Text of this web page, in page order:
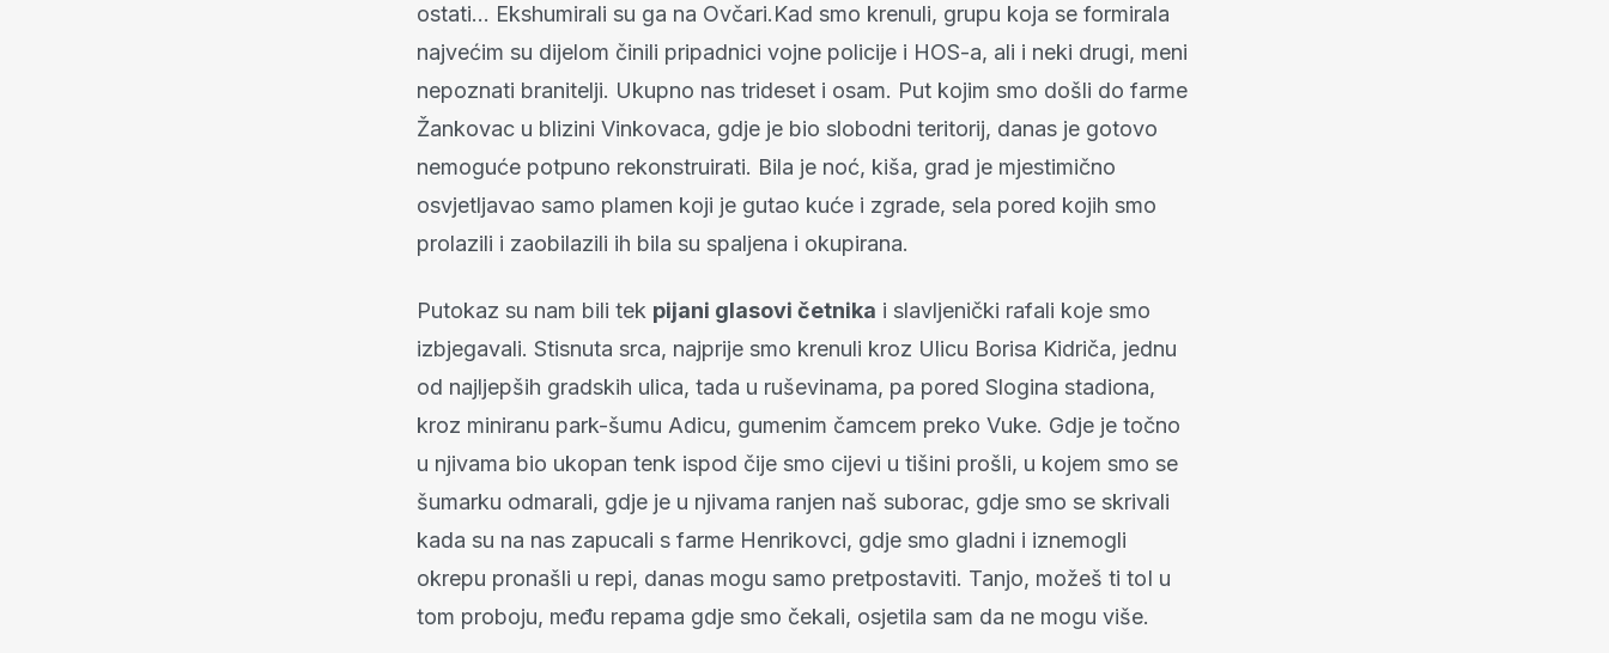
ostati… Ekshumirali su ga na Ovčari.Kad smo krenuli, grupu koja se formirala
najvećim su dijelom činili pripadnici vojne policije i HOS-a, ali i neki drugi, meni
nepoznati branitelji. Ukupno nas trideset i osam. Put kojim smo došli do farme
Žankovac u blizini Vinkovaca, gdje je bio slobodni teritorij, danas je gotovo
nemoguće potpuno rekonstruirati. Bila je noć, kiša, grad je mjestimično
osvjetljavao samo plamen koji je gutao kuće i zgrade, sela pored kojih smo
prolazili i zaobilazili ih bila su spaljena i okupirana.
Putokaz su nam bili tek pijani glasovi četnika i slavljenički rafali koje smo
izbjegavali. Stisnuta srca, najprije smo krenuli kroz Ulicu Borisa Kidriča, jednu
od najljepših gradskih ulica, tada u ruševinama, pa pored Slogina stadiona,
kroz miniranu park-šumu Adicu, gumenim čamcem preko Vuke. Gdje je točno
u njivama bio ukopan tenk ispod čije smo cijevi u tišini prošli, u kojem smo se
šumarku odmarali, gdje je u njivama ranjen naš suborac, gdje smo se skrivali
kada su na nas zapucali s farme Henrikovci, gdje smo gladni i iznemogli
okrepu pronašli u repi, danas mogu samo pretpostaviti. Tanjo, možeš ti toI u
tom proboju, među repama gdje smo čekali, osjetila sam da ne mogu više.